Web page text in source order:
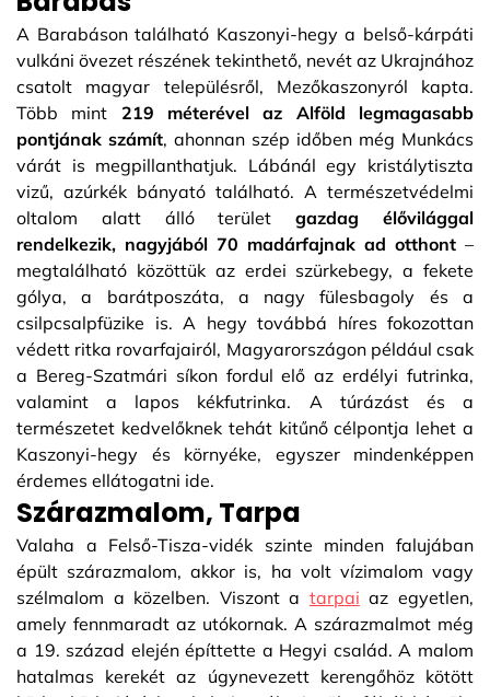
A Barabáson található Kaszonyi-hegy a belső-kárpáti
vulkáni övezet részének tekinthető, nevét az Ukrajnához
csatolt magyar településről, Mezőkaszonyról kapta.
Több mint 219 méterével az Alföld legmagasabb
pontjának számít, ahonnan szép időben még Munkács
várát is megpillanthatjuk. Lábánál egy kristálytiszta
vizű, azúrkék bányató található. A természetvédelmi
oltalom alatt álló területgazdag élővilággal
rendelkezik, nagyjából 70 madárfajnak ad otthont –
megtalálható közöttük az erdei szürkebegy, a fekete
gólya, a barátposzáta, a nagy fülesbagoly és a
csilpcsalpfüzike is. A hegy továbbá híres fokozottan
védett ritka rovarfajairól, Magyarországon például csak
a Bereg-Szatmári síkon fordul elő az erdélyi futrinka,
valamint a lapos kékfutrinka. A túrázást és a
természetet kedvelőknek tehát kitűnő célpontja lehet a
Kaszonyi-hegy és környéke, egyszer mindenképpen
érdemes ellátogatni ide.
Szárazmalom, Tarpa
Valaha a Felső-Tisza-vidék szinte minden falujában
épült szárazmalom, akkor is, ha volt vízimalom vagy
szélmalom a közelben. Viszont a tarpai az egyetlen,
amely fennmaradt az utókornak. A szárazmalmot még
a 19. század elején építtette a Hegyi család. A malom
hatalmas kerekét az úgynevezett kerengőhöz kötött